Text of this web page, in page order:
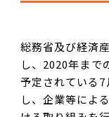
総務省及び経済
し、2020年まで
予定されている
し、企業等によ